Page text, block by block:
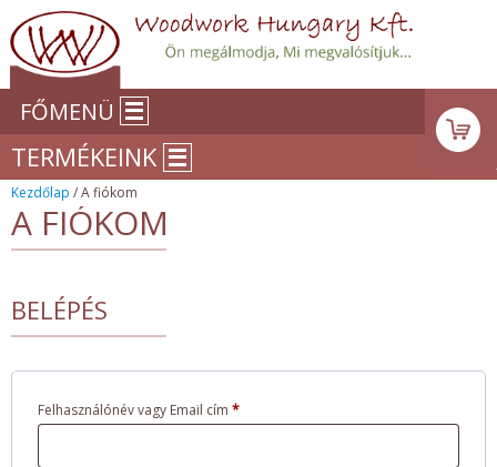
FŐMENÜ
Kezdőlap / A fiókom
A FIÓKOM
BELÉPÉS
Felhasználónév vagy Email cím *
TERMÉKEINK